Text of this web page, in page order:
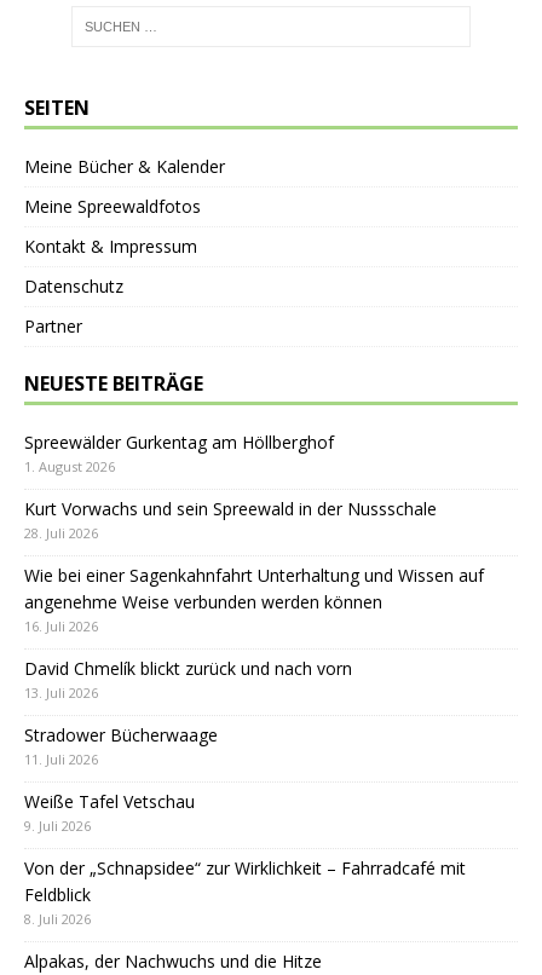
SEITEN
Meine Bücher & Kalender
Meine Spreewaldfotos
Kontakt & Impressum
Datenschutz
Partner
NEUESTE BEITRÄGE
Spreewälder Gurkentag am Höllberghof
1. August 2026
Kurt Vorwachs und sein Spreewald in der Nussschale
28. Juli 2026
Wie bei einer Sagenkahnfahrt Unterhaltung und Wissen auf
angenehme Weise verbunden werden können
16. Juli 2026
David Chmelík blickt zurück und nach vorn
13. Juli 2026
Stradower Bücherwaage
11. Juli 2026
Weiße Tafel Vetschau
9. Juli 2026
Von der „Schnapsidee“ zur Wirklichkeit – Fahrradcafé mit
Feldblick
8. Juli 2026
Alpakas, der Nachwuchs und die Hitze